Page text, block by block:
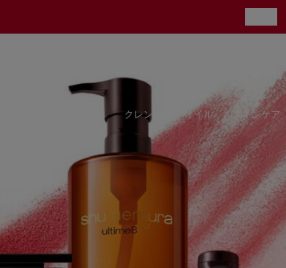
クレンジング オイル スキンケア